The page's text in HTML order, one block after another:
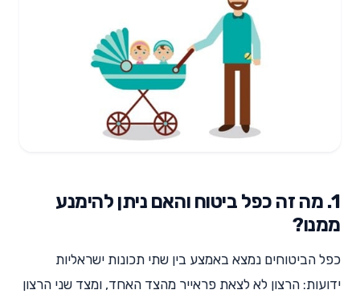
1. מה זה כפל ביטוח והאם ניתן להימנע
ממנו?
כפל הביטוחים נמצא באמצע בין שתי תכונות ישראליות
ידועות: הרצון לא לצאת פראייר מהצד האחד, ומצד שני הרצון